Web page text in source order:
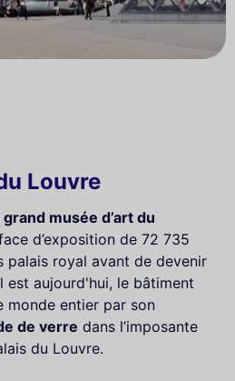
Louvre
musée d’art du
d’exposition de 72 735
palais royal avant de devenir
est aujourd'hui, le bâtiment
monde entier par son
de verre dans l’imposante
du Louvre.